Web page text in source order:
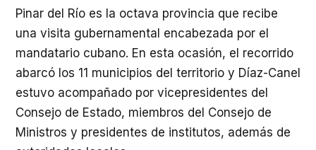
Pinar del Río es la octava provincia que recibe
una visita gubernamental encabezada por el
mandatario cubano. En esta ocasión, el recorrido
abarcó los 11 municipios del territorio y Díaz-Canel
estuvo acompañado por vicepresidentes del
Consejo de Estado, miembros del Consejo de
Ministros y presidentes de institutos, además de